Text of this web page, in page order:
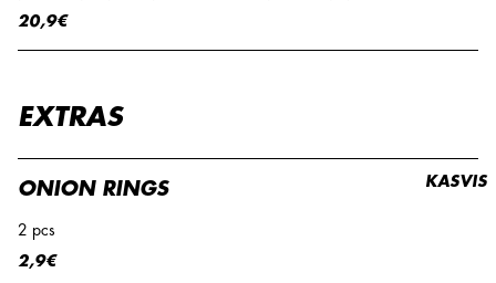
20,9€
EXTRAS
ONION RINGS
2 pcs
2,9€
KASVIS